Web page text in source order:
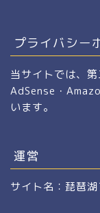
プライバシー
当サイトでは、
AdSense・
います。
運営
サイト名：琵琶